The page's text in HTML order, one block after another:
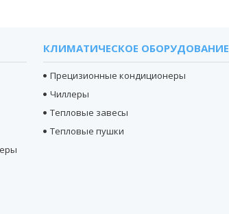
КЛИМАТИЧЕСКОЕ ОБОРУДОВАНИЕ
Прецизионные кондиционеры
Чиллеры
Тепловые завесы
Тепловые пушки